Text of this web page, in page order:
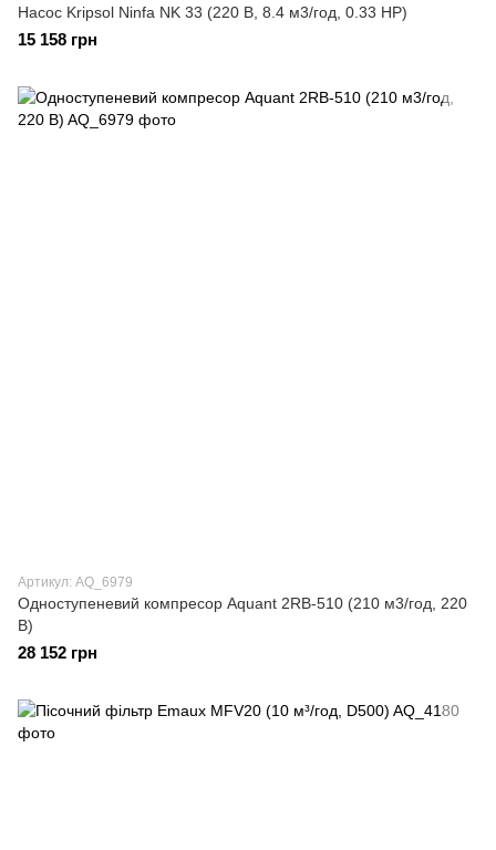
Насос Kripsol Ninfa NK 33 (220 В, 8.4 м3/год, 0.33 НР)
15 158 грн
Артикул: AQ_6979
Одноступеневий компресор Aquant 2RB-510 (210 м3/год, 220
B)
28 152 грн